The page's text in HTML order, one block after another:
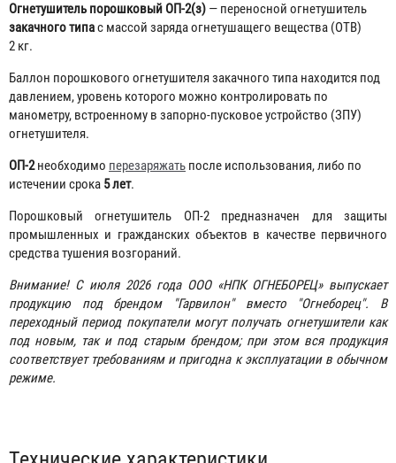
Огнетушитель порошковый ОП-2(з) — переносной огнетушитель
закачного типас массой заряда огнетушащего вещества (ОТВ)
2 кг.
Баллон порошкового огнетушителя закачного типа находится под
давлением, уровень которого можно контролировать по
манометру, встроенному в запорно-пусковое устройство (ЗПУ)
огнетушителя.
ОП-2необходимо перезаряжать после использования, либо по
истечении срока 5 лет.
Порошковый огнетушитель ОП-2 предназначен для защиты
промышленных и гражданских объектов в качестве первичного
средства тушения возгораний.
Внимание! С июля 2026 года ООО «НПК ОГНЕБОРЕЦ» выпускает
продукцию под брендом "Гарвилон" вместо "Огнеборец". В
переходный период покупатели могут получать огнетушители как
под новым, так и под старым брендом; при этом вся продукция
соответствует требованиям и пригодна к эксплуатации в обычном
режиме.